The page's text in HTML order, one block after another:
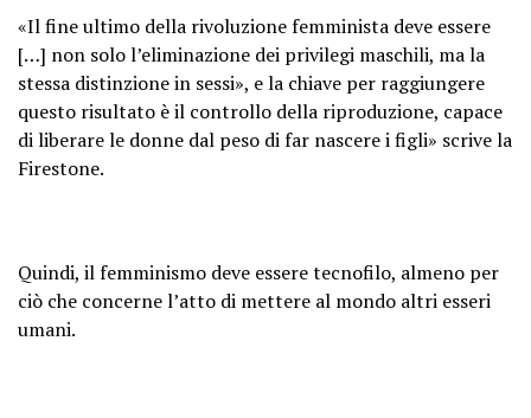
«Il fine ultimo della rivoluzione femminista deve essere
[…] non solo l’eliminazione dei privilegi maschili, ma la
stessa distinzione in sessi», e la chiave per raggiungere
questo risultato è il controllo della riproduzione, capace
di liberare le donne dal peso di far nascere i figli» scrive la
Firestone.
Quindi, il femminismo deve essere tecnofilo, almeno per
ciò che concerne l’atto di mettere al mondo altri esseri
umani.